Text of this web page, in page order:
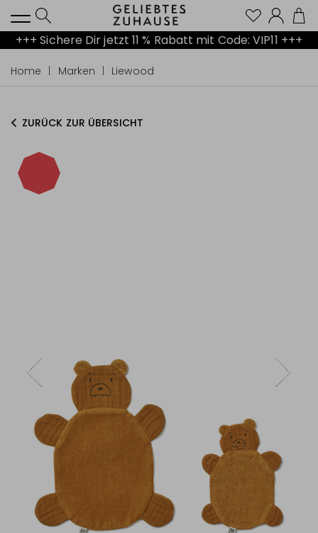
+++ Sichere Dir jetzt 11 % Rabatt mit Code: VIP11 +++
Home Marken Liewood
ZURÜCK ZUR ÜBERSICHT